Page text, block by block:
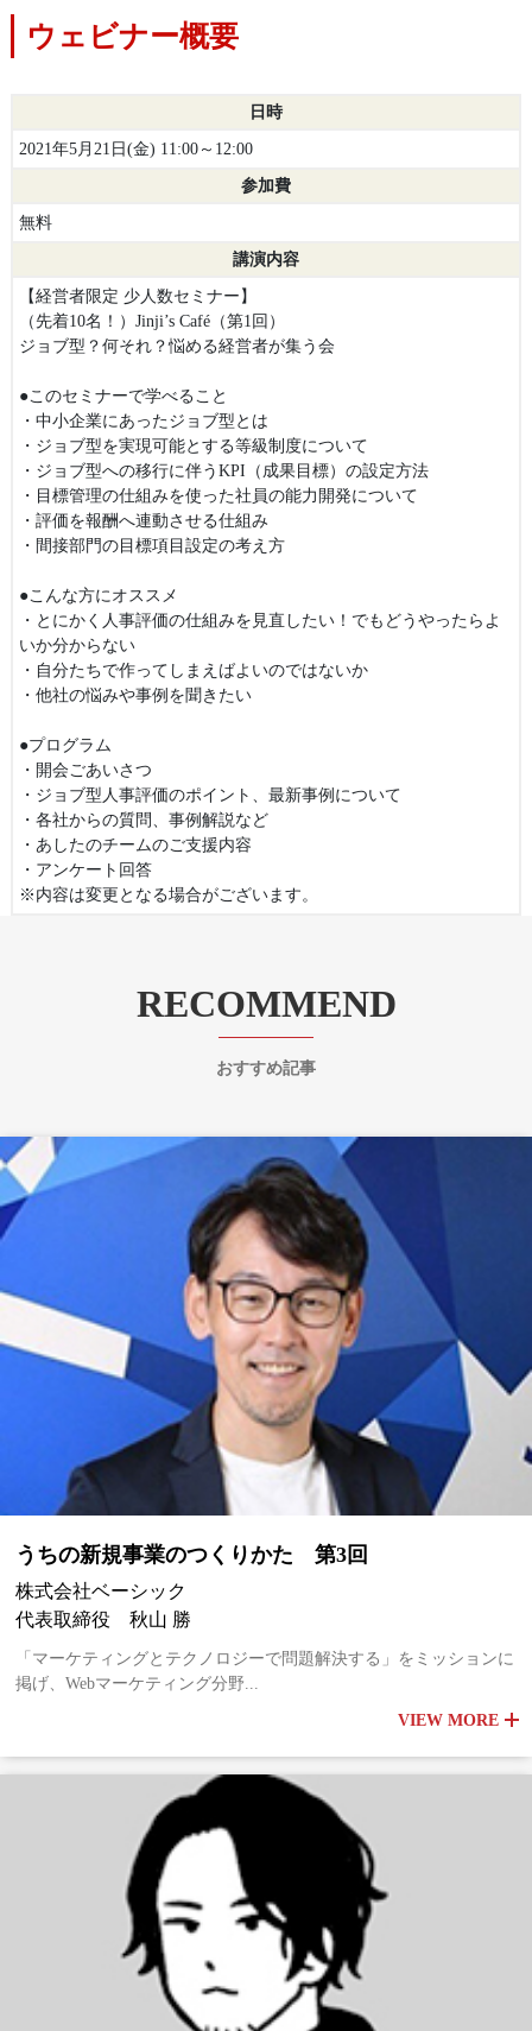
ウェビナー概要
日時
2021年5月21日(金) 11:00～12:00
参加費
無料
講演内容
【経営者限定 少人数セミナー】
（先着10名！）Jinji’s Café（第1回）
ジョブ型？何それ？悩める経営者が集う会
●このセミナーで学べること
・中小企業にあったジョブ型とは
・ジョブ型を実現可能とする等級制度について
・ジョブ型への移行に伴うKPI（成果目標）の設定方法
・目標管理の仕組みを使った社員の能力開発について
・評価を報酬へ連動させる仕組み
・間接部門の目標項目設定の考え方
●こんな方にオススメ
・とにかく人事評価の仕組みを見直したい！でもどうやったらよ
いか分からない
・自分たちで作ってしまえばよいのではないか
・他社の悩みや事例を聞きたい
●プログラム
・開会ごあいさつ
・ジョブ型人事評価のポイント、最新事例について
・各社からの質問、事例解説など
・あしたのチームのご支援内容
・アンケート回答
※内容は変更となる場合がございます。
RECOMMEND
おすすめ記事
うちの新規事業のつくりかた 第3回
株式会社ベーシック
代表取締役 秋山 勝
「マーケティングとテクノロジーで問題解決する」をミッションに
掲げ、Webマーケティング分野...
VIEW MORE